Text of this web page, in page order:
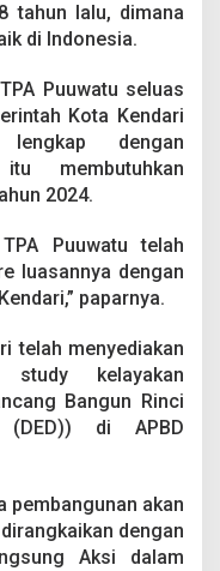
tahun lalu, dimana
di Indonesia.
Puuwatu seluas
Kota Kendari
dengan
membutuhkan
2024.
Puuwatu telah
luasannya dengan
paparnya.
telah menyediakan
kelayakan
Bangun Rinci
(DED)) di APBD
pembangunan akan
dengan
Aksi dalam